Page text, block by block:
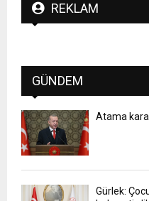
REKLAM
GÜNDEM
Atama
Gürlek: